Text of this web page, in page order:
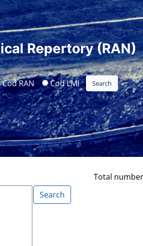
Repertory (RAN)
Cod RAN Cod LMI
Total